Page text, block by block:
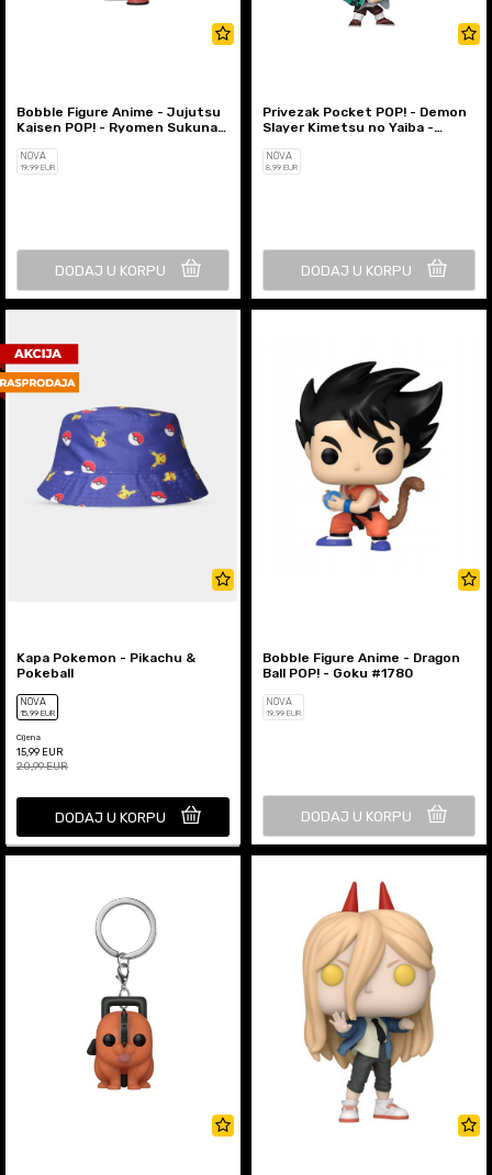
Bobble Figure Anime - Jujutsu
Kaisen POP! - Ryomen Sukuna
NOVA
19,99 EUR
DODAJ U KORPU
Privezak Pocket POP! - Demon
Slayer Kimetsu no Yaiba -
NOVA
8,99 EUR
DODAJ U KORPU
Kapa Pokemon - Pikachu &
Pokeball
NOVA
15,99 EUR
Cijena
15,99 EUR
20,99EUR
DODAJ U KORPU
Bobble Figure Anime - Dragon
Ball POP! - Goku #1780
NOVA
19,99 EUR
DODAJ U KORPU